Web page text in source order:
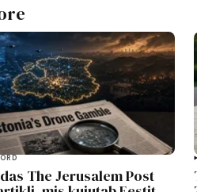
The Jerusalem Post